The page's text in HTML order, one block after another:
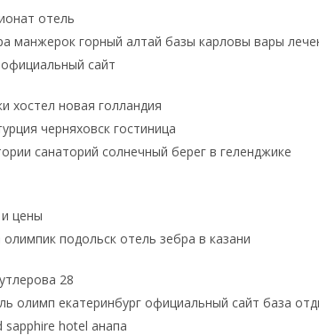
отель
манжерок горный алтай базы карловы вары
сайт
хостел новая голландия
черняховск гостиница
санаторий солнечный берег в геленджике
цены
подольск отель зебра в казани
28
олимп екатеринбург официальный сайт база
hotel анапа